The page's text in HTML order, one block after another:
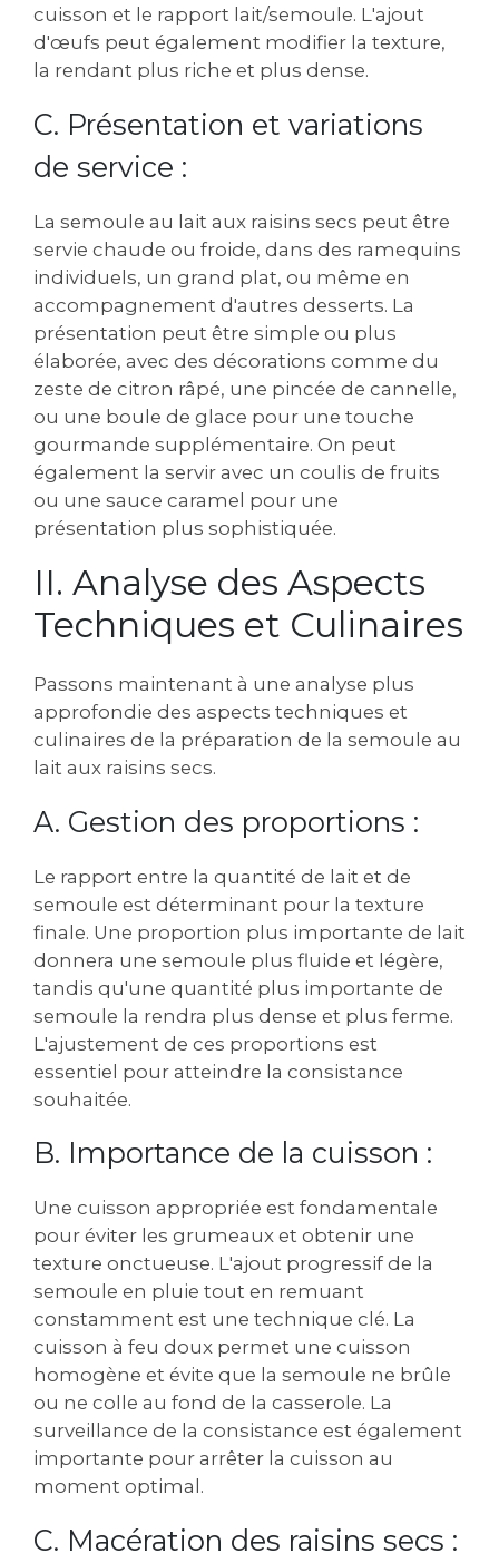
cuisson et le rapport lait/semoule. L'ajout
d'œufs peut également modifier la texture‚
la rendant plus riche et plus dense.
C. Présentation et variations
de service :
La semoule au lait aux raisins secs peut être
servie chaude ou froide‚ dans des ramequins
individuels‚ un grand plat‚ ou même en
accompagnement d'autres desserts. La
présentation peut être simple ou plus
élaborée‚ avec des décorations comme du
zeste de citron râpé‚ une pincée de cannelle‚
ou une boule de glace pour une touche
gourmande supplémentaire. On peut
également la servir avec un coulis de fruits
ou une sauce caramel pour une
présentation plus sophistiquée.
II. Analyse des Aspects
Techniques et Culinaires
Passons maintenant à une analyse plus
approfondie des aspects techniques et
culinaires de la préparation de la semoule au
lait aux raisins secs.
A. Gestion des proportions :
Le rapport entre la quantité de lait et de
semoule est déterminant pour la texture
finale. Une proportion plus importante de lait
donnera une semoule plus fluide et légère‚
tandis qu'une quantité plus importante de
semoule la rendra plus dense et plus ferme.
L'ajustement de ces proportions est
essentiel pour atteindre la consistance
souhaitée.
B. Importance de la cuisson :
Une cuisson appropriée est fondamentale
pour éviter les grumeaux et obtenir une
texture onctueuse. L'ajout progressif de la
semoule en pluie tout en remuant
constamment est une technique clé. La
cuisson à feu doux permet une cuisson
homogène et évite que la semoule ne brûle
ou ne colle au fond de la casserole. La
surveillance de la consistance est également
importante pour arrêter la cuisson au
moment optimal.
C. Macération des raisins secs :